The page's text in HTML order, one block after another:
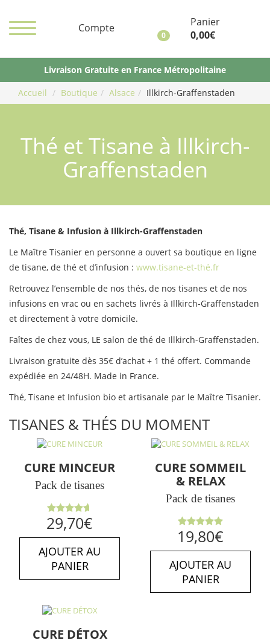
Compte
Panier
0,00€
0
Tisanier
Livraison Gratuite en France Métropolitaine
Accueil
Boutique Alsace Illkirch-Graffenstaden
Thé et Tisane à Illkirch-
Graffenstaden
Thé, Tisane & Infusion à Illkirch-Graffenstaden
Le Maître Tisanier en personne a ouvert sa boutique en ligne
de tisane, de thé et d’infusion : www.tisane-et-thé.fr
Retrouvez l’ensemble de nos thés, de nos tisanes et de nos
infusions en vrac ou en sachets livrés à Illkirch-Graffenstaden
et directement à votre domicile.
Faîtes de chez vous, LE salon de thé de Illkirch-Graffenstaden.
Livraison gratuite dès 35€ d’achat + 1 thé offert. Commande
expédiée en 24/48H. Made in France.
Thé, Tisane et Infusion bio et artisanale par le Maître Tisanier.
TISANES & THÉS DU MOMENT
CURE MINCEUR
Pack de tisanes
Note
4.64sur
5
29,70€
AJOUTER AU
PANIER
CURE SOMMEIL
& RELAX
Pack de tisanes
Note5.00
sur 5
19,80€
AJOUTER AU
PANIER
CURE DÉTOX